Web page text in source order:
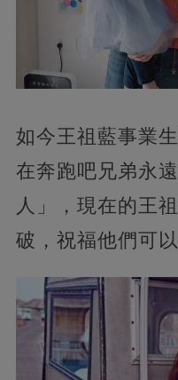
如今王祖藍事業
在奔跑吧兄弟永
人」，現在的王
破，祝福他們可